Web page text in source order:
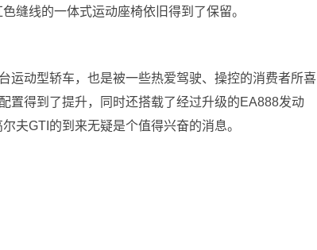
缝线的一体式运动座椅依旧得到了保留。
运动型轿车，也是被一些热爱驾驶、操控的消费者所喜
置得到了提升，同时还搭载了经过升级的EA888发动
夫GTI的到来无疑是个值得兴奋的消息。